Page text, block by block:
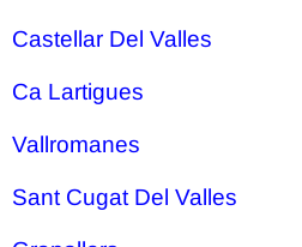
Castellar Del Valles
Ca Lartigues
Vallromanes
Sant Cugat Del Valles